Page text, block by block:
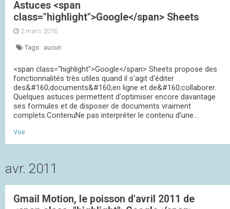
Astuces <span
class="highlight">Google</span> Sheets
2 mars 2016
Tags : aucun
<span class="highlight">Google</span> Sheets propose des
fonctionnalités très utiles quand il s'agit d'éditer
des&#160;documents&#160;en ligne et de&#160;collaborer.
Quelques astuces permettent d'optimiser encore davantage
ses formules et de disposer de documents vraiment
complets.ContenuNe pas interpréter le contenu d'une...
Voir
avr. 2011
Gmail Motion, le poisson d'avril 2011 de